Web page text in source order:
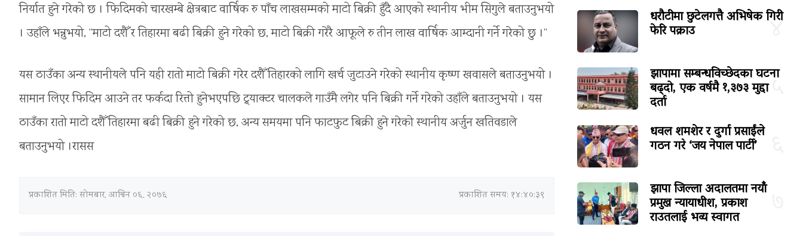
निर्यात हुने गरेको छ । फिदिमको चारखम्बे क्षेत्रबाट वार्षिक रु पाँच लाखसम्मको माटो बिक्री हुँदै आएको स्थानीय भीम सिगुले बताउनुभयो
। उहाँले भन्नुभयो, “माटो दशैँ र तिहारमा बढी बिक्री हुने गरेको छ, माटो बिक्री गरेरै आफूले रु तीन लाख वार्षिक आम्दानी गर्ने गरेको छु ।”
यस ठाउँका अन्य स्थानीयले पनि यही रातो माटो बिक्री गरेर दशैँ तिहारको लागि खर्च जुटाउने गरेको स्थानीय कृष्ण खवासले बताउनुभयो ।
सामान लिएर फिदिम आउने तर फर्कदा रित्तो हुनेभएपछि ट्र्याक्टर चालकले गाउँमै लगेर पनि बिक्री गर्ने गरेको उहाँले बताउनुभयो । यस
ठाउँका रातो माटो दशैँ तिहारमा बढी बिक्री हुने गरेको छ, अन्य समयमा पनि फाटफुट बिक्री हुने गरेको स्थानीय अर्जुन खतिवडाले
बताउनुभयो ।रासस
प्रकाशित मिति: सोमबार, आश्विन ०६, २०७६ प्रकाशित समय: १४:४०:३९
४
धरौटीमा छुटेलगत्तै अभिषेक गिरी
फेरि पक्राउ
५
झापामा सम्बन्धविच्छेदका घटना
बढ्दो, एक वर्षमै १,३७३ मुद्दा
दर्ता
धवल शमशेर र दुर्गा प्रसाईंले
गठन गरे ‘जय नेपाल पार्टी’
झापा जिल्ला अदालतमा नयाँ
प्रमुख न्यायाधीश, प्रकाश
राउतलाई भव्य स्वागत